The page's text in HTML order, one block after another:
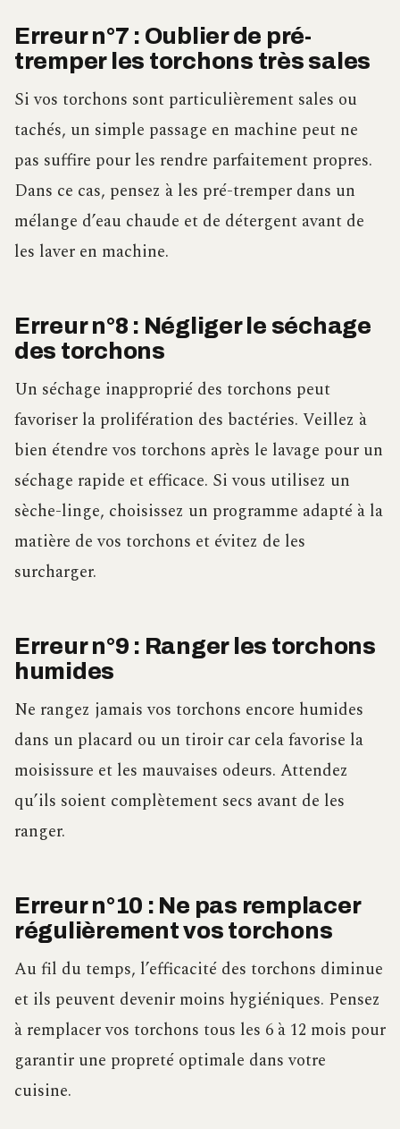
Erreur n°7 : Oublier de pré-
tremper les torchons très sales
Si vos torchons sont particulièrement sales ou
tachés, un simple passage en machine peut ne
pas suffire pour les rendre parfaitement propres.
Dans ce cas, pensez à les pré-tremper dans un
mélange d’eau chaude et de détergent avant de
les laver en machine.
Erreur n°8 : Négliger le séchage
des torchons
Un séchage inapproprié des torchons peut
favoriser la prolifération des bactéries. Veillez à
bien étendre vos torchons après le lavage pour un
séchage rapide et efficace. Si vous utilisez un
sèche-linge, choisissez un programme adapté à la
matière de vos torchons et évitez de les
surcharger.
Erreur n°9 : Ranger les torchons
humides
Ne rangez jamais vos torchons encore humides
dans un placard ou un tiroir car cela favorise la
moisissure et les mauvaises odeurs. Attendez
qu’ils soient complètement secs avant de les
ranger.
Erreur n°10 : Ne pas remplacer
régulièrement vos torchons
Au fil du temps, l’efficacité des torchons diminue
et ils peuvent devenir moins hygiéniques. Pensez
à remplacer vos torchons tous les 6 à 12 mois pour
garantir une propreté optimale dans votre
cuisine.